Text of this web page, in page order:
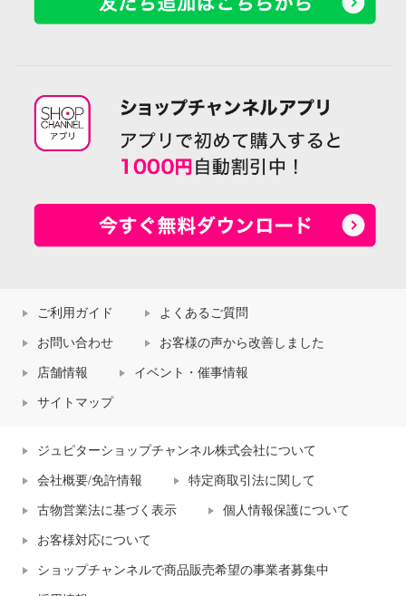
ご利用ガイド よくあるご質問
お問い合わせ お客様の声から改善しました
店舗情報 イベント・催事情報
サイトマップ
ジュピターショップチャンネル株式会社について
会社概要/免許情報 特定商取引法に関して
古物営業法に基づく表示 個人情報保護について
お客様対応について
ショップチャンネルで商品販売希望の事業者募集中